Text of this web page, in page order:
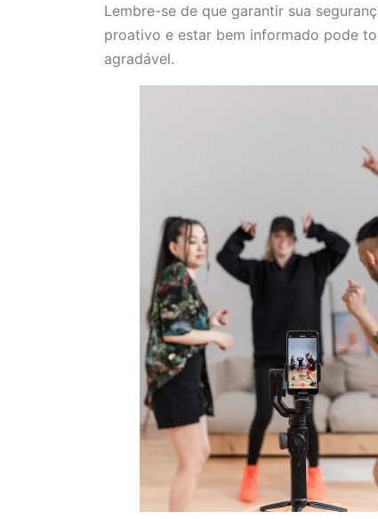
Lembre-se de que garantir sua
proativo e estar bem informado pode
agradável.